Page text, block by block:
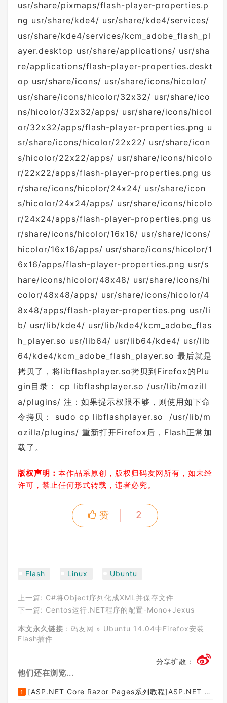
usr/share/pixmaps/flash-player-properties.p
ng usr/share/kde4/ usr/share/kde4/services/
usr/share/kde4/services/kcm_adobe_flash_pl
ayer.desktop usr/share/applications/ usr/sha
re/applications/flash-player-properties.deskt
op usr/share/icons/ usr/share/icons/hicolor/
usr/share/icons/hicolor/32x32/ usr/share/ico
ns/hicolor/32x32/apps/ usr/share/icons/hicol
or/32x32/apps/flash-player-properties.png u
sr/share/icons/hicolor/22x22/ usr/share/icon
s/hicolor/22x22/apps/ usr/share/icons/hicolo
r/22x22/apps/flash-player-properties.png us
r/share/icons/hicolor/24x24/ usr/share/icon
s/hicolor/24x24/apps/ usr/share/icons/hicolo
r/24x24/apps/flash-player-properties.png us
r/share/icons/hicolor/16x16/ usr/share/icons/
hicolor/16x16/apps/ usr/share/icons/hicolor/1
6x16/apps/flash-player-properties.png usr/s
hare/icons/hicolor/48x48/ usr/share/icons/hi
color/48x48/apps/ usr/share/icons/hicolor/4
8x48/apps/flash-player-properties.png usr/li
b/ usr/lib/kde4/ usr/lib/kde4/kcm_adobe_flas
h_player.so usr/lib64/ usr/lib64/kde4/ usr/lib
64/kde4/kcm_adobe_flash_player.so 最后就是
拷贝了，将libflashplayer.so拷贝到Firefox的Plu
gin目录： cp libflashplayer.so /usr/lib/mozill
a/plugins/ 注：如果提示权限不够，则使用如下命
令拷贝： sudo cp libflashplayer.so /usr/lib/m
ozilla/plugins/ 重新打开Firefox后，Flash正常加
载了。
版权声明： 本作品系原创，版权归码友网所有，如未经
许可，禁止任何形式转载，违者必究。
赞 2
Flash Linux Ubuntu
上一篇: C#将Object序列化成XML并保存文件
下一篇: Centos运行.NET程序的配置-Mono+Jexus
本文永久链接 ： 码友网 » Ubuntu 14.04中Firefox安装
Flash插件
分享扩散：
他们还在浏览...
1 [ASP.NET Core Razor Pages系列教程]ASP.NET Core Razor Pages中的PageModel(09)